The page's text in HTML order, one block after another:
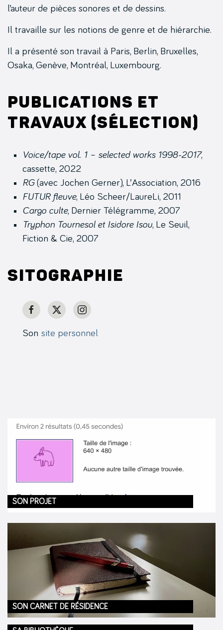
l’auteur de pièces sonores et de dessins.
Il travaille sur les notions de genre et de hiérarchie.
Il a présenté son travail à Paris, Berlin, Bruxelles,
Osaka, Genève, Montréal, Luxembourg.
Publications et
travaux (sélection)
Voice/tape vol. 1 – selected works 1998-2017,
cassette, 2022
RG(avec Jochen Gerner), L’Association, 2016
FUTUR fleuve, Léo Scheer/LaureLi, 2011
Cargo culte, Dernier Télégramme, 2007
Tryphon Tournesol et Isidore Isou, Le Seuil,
Fiction & Cie, 2007
Sitographie
Son site personnel
SON PROJET
SON CARNET DE RÉSIDENCE